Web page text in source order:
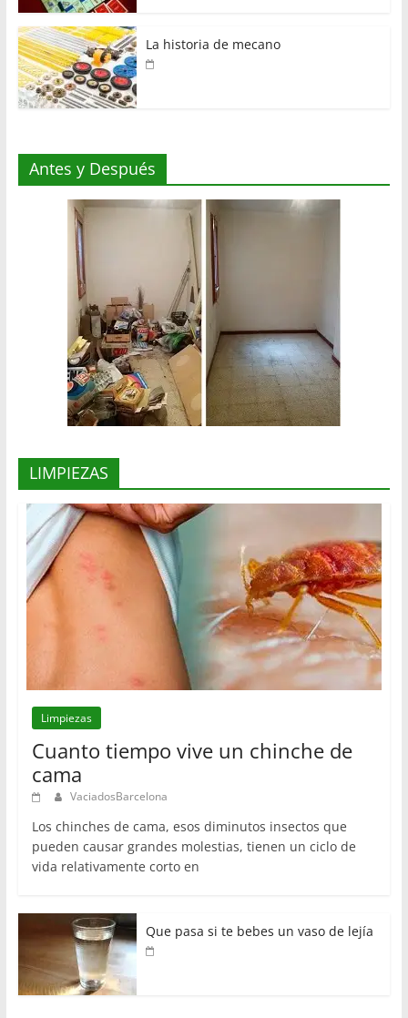
La historia de mecano
Antes y Después
LIMPIEZAS
Limpiezas
Cuanto tiempo vive un chinche de
cama
VaciadosBarcelona
Los chinches de cama, esos diminutos insectos que
pueden causar grandes molestias, tienen un ciclo de
vida relativamente corto en
Que pasa si te bebes un vaso de lejía